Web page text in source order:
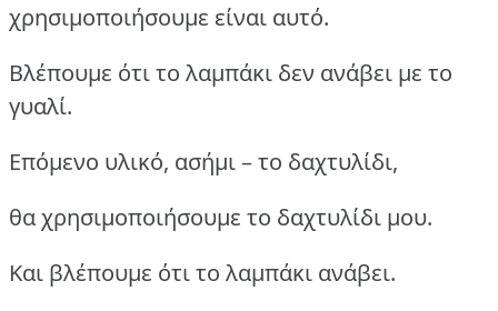
χρησιμοποιήσουμε είναι αυτό.
Βλέπουμε ότι το λαμπάκι δεν ανάβει με το
γυαλί.
Επόμενο υλικό, ασήμι – το δαχτυλίδι,
θα χρησιμοποιήσουμε το δαχτυλίδι μου.
Και βλέπουμε ότι το λαμπάκι ανάβει.